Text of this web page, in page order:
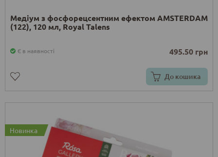
Медіум з фосфорецсентним ефектом AMSTERDAM
(122), 120 мл, Royal Talens
Є в наявності 495.50 грн
До кошика
Новинка